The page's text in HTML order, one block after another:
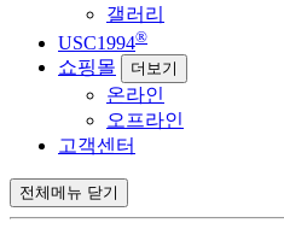
갤러리
USC1994®
쇼핑몰 더보기
온라인
오프라인
고객센터
전체메뉴 닫기